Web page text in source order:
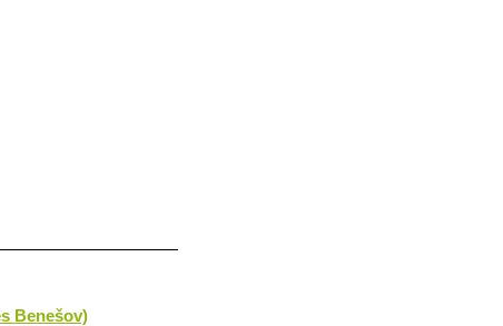
Benešov)